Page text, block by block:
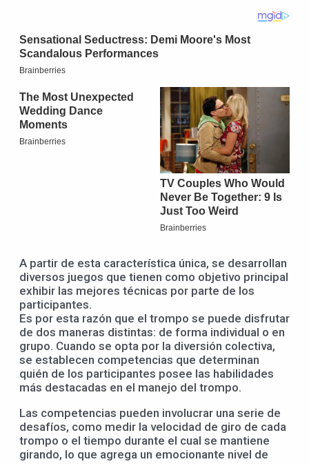
A partir de esta característica única, se desarrollan
diversos juegos que tienen como objetivo principal
exhibir las mejores técnicas por parte de los
participantes.
Es por esta razón que el trompo se puede disfrutar
de dos maneras distintas: de forma individual o en
grupo. Cuando se opta por la diversión colectiva,
se establecen competencias que determinan
quién de los participantes posee las habilidades
más destacadas en el manejo del trompo.
Las competencias pueden involucrar una serie de
desafíos, como medir la velocidad de giro de cada
trompo o el tiempo durante el cual se mantiene
girando, lo que agrega un emocionante nivel de